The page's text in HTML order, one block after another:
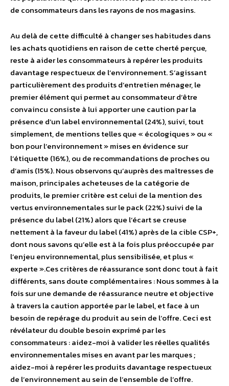
de consommateurs dans les rayons de nos magasins.
Au delà de cette difficulté à changer ses habitudes dans
les achats quotidiens en raison de cette cherté perçue,
reste à aider les consommateurs à repérer les produits
davantage respectueux de l’environnement. S’agissant
particulièrement des produits d’entretien ménager, le
premier élément qui permet au consommateur d’être
convaincu consiste à lui apporter une caution par la
présence d’un label environnemental (24%), suivi, tout
simplement, de mentions telles que « écologiques » ou «
bon pour l’environnement » mises en évidence sur
l’étiquette (16%), ou de recommandations de proches ou
d’amis (15%). Nous observons qu’auprès des maîtresses de
maison, principales acheteuses de la catégorie de
produits, le premier critère est celui de la mention des
vertus environnementales sur le pack (22%) suivi de la
présence du label (21%) alors que l’écart se creuse
nettement à la faveur du label (41%) après de la cible CSP+,
dont nous savons qu’elle est à la fois plus préoccupée par
l’enjeu environnemental, plus sensibilisée, et plus «
experte ».Ces critères de réassurance sont donc tout à fait
différents, sans doute complémentaires : Nous sommes à la
fois sur une demande de réassurance neutre et objective
à travers la caution apportée par le label, et face à un
besoin de repérage du produit au sein de l’offre. Ceci est
révélateur du double besoin exprimé par les
consommateurs : aidez-moi à valider les réelles qualités
environnementales mises en avant par les marques ;
aidez-moi à repérer les produits davantage respectueux
de l’environnement au sein de l’ensemble de l’offre.